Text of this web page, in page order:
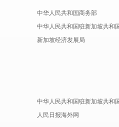
中华人民共和国商务部
中华人民共和国驻新加坡共和
新加坡经济发展局
中华人民共和国驻新加坡共和
人民日报海外网